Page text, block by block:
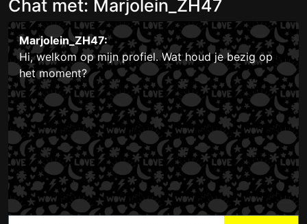
Chat met: Marjolein_ZH47
Marjolein_ZH47:
Hi, welkom op mijn profiel. Wat houd je bezig op
het moment?